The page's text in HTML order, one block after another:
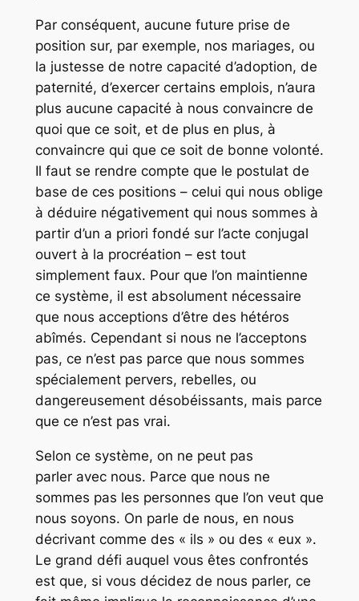
Par conséquent, aucune future prise de
position sur, par exemple, nos mariages, ou
la justesse de notre capacité d’adoption, de
paternité, d’exercer certains emplois, n’aura
plus aucune capacité à nous convaincre de
quoi que ce soit, et de plus en plus, à
convaincre qui que ce soit de bonne volonté.
Il faut se rendre compte que le postulat de
base de ces positions – celui qui nous oblige
à déduire négativement qui nous sommes à
partir d’un a priori fondé sur l’acte conjugal
ouvert à la procréation – est tout
simplement faux. Pour que l’on maintienne
ce système, il est absolument nécessaire
que nous acceptions d’être des hétéros
abîmés. Cependant si nous ne l’acceptons
pas, ce n’est pas parce que nous sommes
spécialement pervers, rebelles, ou
dangereusement désobéissants, mais parce
que ce n’est pas vrai.
Selon ce système, on ne peut pas
parler avecnous. Parce que nous ne
sommes pas les personnes que l’on veut que
nous soyons. On parle de nous, en nous
décrivant comme des « ils » ou des « eux ».
Le grand défi auquel vous êtes confrontés
est que, si vous décidez de nous parler, ce